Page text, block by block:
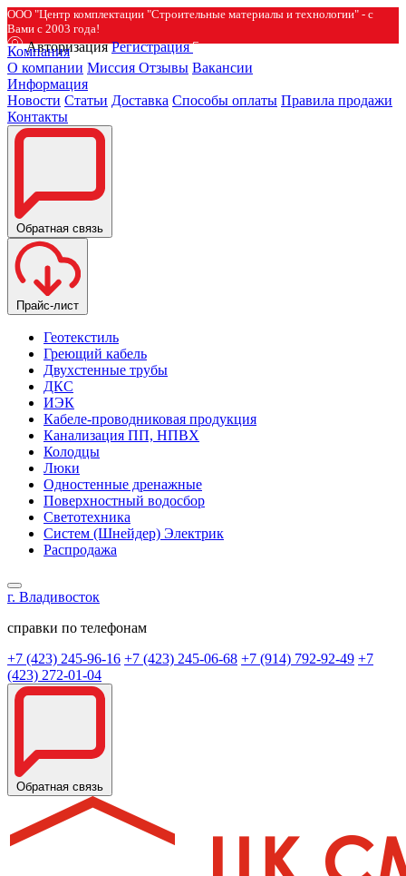
ООО "Центр комплектации "Строительные материалы и технологии" - с
Вами с 2003 года!
Авторизация Регистрация
Компания
О компании Миссия Отзывы Вакансии
Информация
Новости Статьи Доставка Способы оплаты Правила продажи
Контакты
Обратная связь
Прайс-лист
Геотекстиль
Греющий кабель
Двухстенные трубы
ДКС
ИЭК
Кабеле-проводниковая продукция
Канализация ПП, НПВХ
Колодцы
Люки
Одностенные дренажные
Поверхностный водосбор
Светотехника
Систем (Шнейдер) Электрик
Распродажа
г. Владивосток
справки по телефонам
+7 (423) 245-96-16 +7 (423) 245-06-68 +7 (914) 792-92-49 +7
(423) 272-01-04
Обратная связь